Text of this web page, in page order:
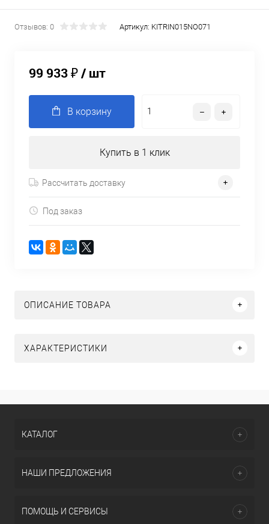
Отзывов: 0 Артикул: KITRIN015NO071
99 933 ₽/ шт
В корзину
Купить в 1 клик
Рассчитать доставку
Под заказ
ОПИСАНИЕ ТОВАРА
ХАРАКТЕРИСТИКИ
КАТАЛОГ
НАШИ ПРЕДЛОЖЕНИЯ
ПОМОЩЬ И СЕРВИСЫ